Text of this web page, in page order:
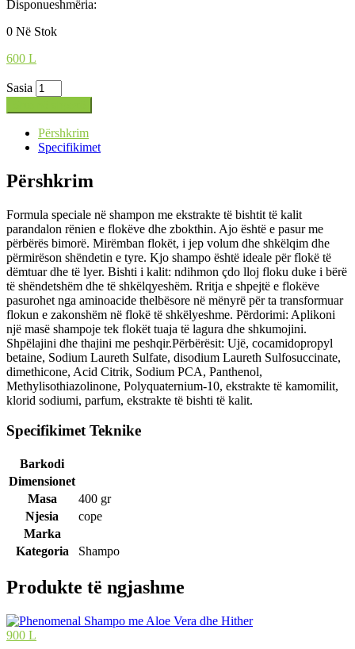
Disponueshmëria:
0 Në Stok
600 L
Sasia
Përshkrim
Specifikimet
Përshkrim
Formula speciale në shampon me ekstrakte të bishtit të kalit
parandalon rënien e flokëve dhe zbokthin. Ajo është e pasur me
përbërës bimorë. Mirëmban flokët, i jep volum dhe shkëlqim dhe
përmirëson shëndetin e tyre. Kjo shampo është ideale për flokë të
dëmtuar dhe të lyer. Bishti i kalit: ndihmon çdo lloj floku duke i bërë
të shëndetshëm dhe të shkëlqyeshëm. Rritja e shpejtë e flokëve
pasurohet nga aminoacide thelbësore në mënyrë për ta transformuar
flokun e zakonshëm në flokë të shkëlyeshme. Përdorimi: Aplikoni
një masë shampoje tek flokët tuaja të lagura dhe shkumojini.
Shpëlajini dhe thajini me peshqir.Përbërësit: Ujë, cocamidopropyl
betaine, Sodium Laureth Sulfate, disodium Laureth Sulfosuccinate,
dimethicone, Acid Citrik, Sodium PCA, Panthenol,
Methylisothiazolinone, Polyquaternium-10, ekstrakte të kamomilit,
klorid sodiumi, parfum, ekstrakte të bishti të kalit.
Specifikimet Teknike
Barkodi
Dimensionet
Masa
400 gr
Njesia
cope
Marka
Kategoria
Shampo
Produkte të ngjashme
900 L